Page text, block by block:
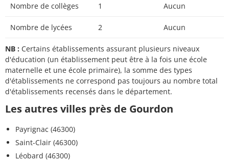
Nombre de collèges 1 Aucun
Nombre de lycées 2 Aucun
NB : Certains établissements assurant plusieurs niveaux
d'éducation (un établissement peut être à la fois une école
maternelle et une école primaire), la somme des types
d'établissements ne correspond pas toujours au nombre total
d'établissements recensés dans le département.
Les autres villes près de Gourdon
Payrignac (46300)
Saint-Clair (46300)
Léobard (46300)